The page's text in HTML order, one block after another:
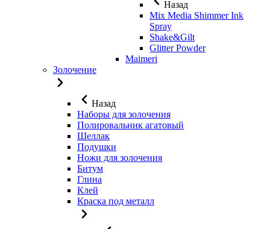
Назад
Mix Media Shimmer Ink
Spray
Shake&Gilt
Glitter Powder
Maimeri
Золочение
Назад
Наборы для золочения
Полировальник агатовый
Шеллак
Подушки
Ножи для золочения
Битум
Глина
Клей
Краска под металл